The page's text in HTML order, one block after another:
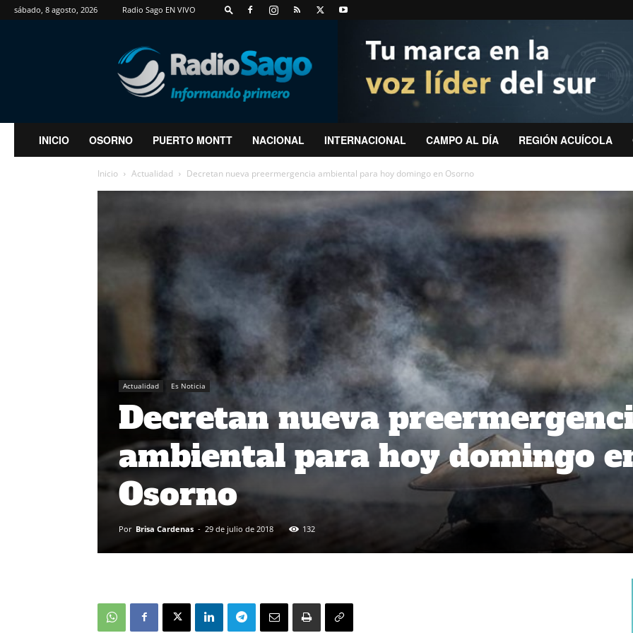
sábado, 8 agosto, 2026 Radio Sago EN VIVO
RadioSago
INICIO OSORNO PUERTO MONTT NACIONAL INTERNACIONAL CAMPO AL DÍA REGIÓN ACUÍCOLA
Inicio Actualidad Decretan nueva preermergencia ambiental para hoy domingo en Osorno
Actualidad Es Noticia
Decretan nueva
ambiental para hoy domingo
Osorno
Por Brisa Cardenas - 29 de julio de 2018 132